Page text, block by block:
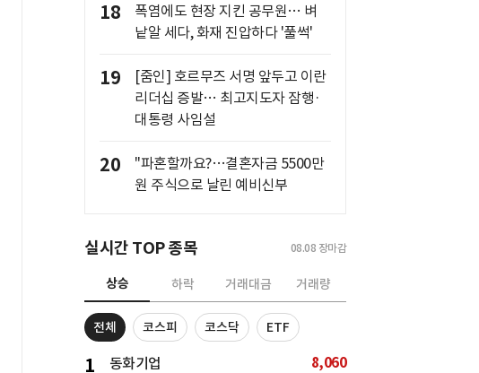
18
폭염에도 현장 지킨 공무원… 벼
낱알 세다, 화재 진압하다 '풀썩'
19
[줌인] 호르무즈 서명 앞두고 이란
리더십 증발… 최고지도자 잠행·
대통령 사임설
20
"파혼할까요?…결혼자금 5500만
원 주식으로 날린 예비신부
실시간 TOP 종목 08.08 장마감
상승 하락 거래대금 거래량
전체 코스피 코스닥 ETF
1 동화기업 8,060